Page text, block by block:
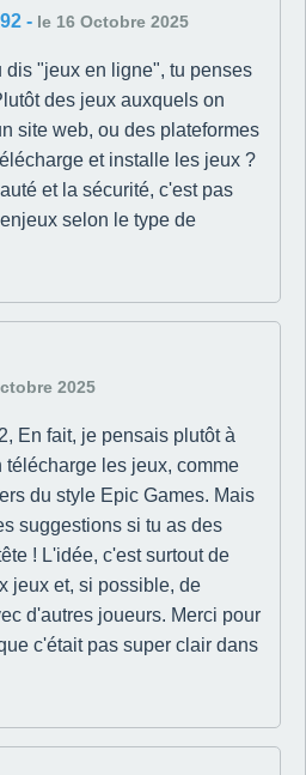
- le 16 Octobre 2025
dis "jeux en ligne", tu penses
des jeux auxquels on
site web, ou des plateformes
et installe les jeux ?
et la sécurité, c'est pas
selon le type de
2025
En fait, je pensais plutôt à
télécharge les jeux, comme
du style Epic Games. Mais
suggestions si tu as des
! L'idée, c'est surtout de
jeux et, si possible, de
d'autres joueurs. Merci pour
c'était pas super clair dans